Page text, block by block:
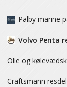
Palby marine
Volvo Penta
Olie og
Craftsmann